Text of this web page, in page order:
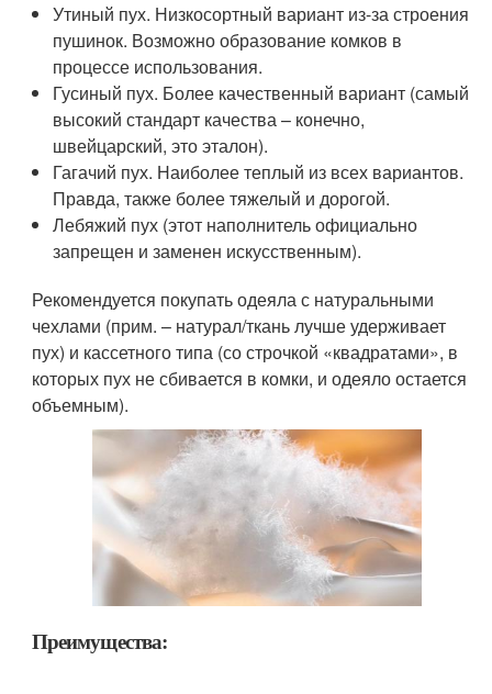
Утиный пух. Низкосортный вариант из-за строения
пушинок. Возможно образование комков в
процессе использования.
Гусиный пух. Более качественный вариант (самый
высокий стандарт качества – конечно,
швейцарский, это эталон).
Гагачий пух. Наиболее теплый из всех вариантов.
Правда, также более тяжелый и дорогой.
Лебяжий пух (этот наполнитель официально
запрещен и заменен искусственным).
Рекомендуется покупать одеяла с натуральными
чехлами (прим. – натурал/ткань лучше удерживает
пух) и кассетного типа (со строчкой «квадратами», в
которых пух не сбивается в комки, и одеяло остается
объемным).
Преимущества: